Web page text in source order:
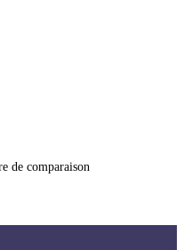
de comparaison